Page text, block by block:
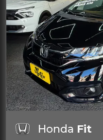
Honda Fit